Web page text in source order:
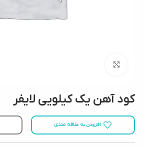
کود آهن یک کیلویی لایفر
افزودن به علاقه مندی